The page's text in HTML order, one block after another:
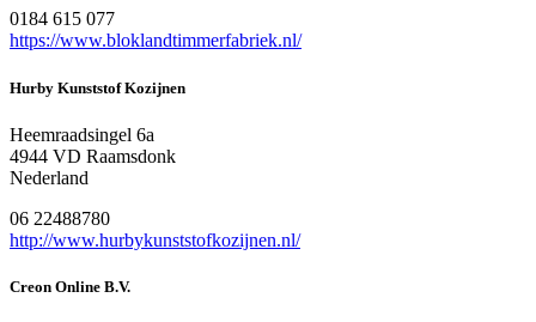
0184 615 077
https://www.bloklandtimmerfabriek.nl/
Hurby Kunststof Kozijnen
Heemraadsingel 6a
4944 VD Raamsdonk
Nederland
06 22488780
http://www.hurbykunststofkozijnen.nl/
Creon Online B.V.